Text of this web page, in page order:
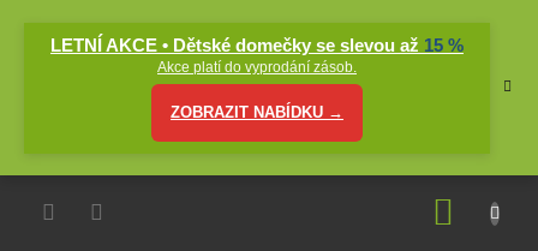
LETNÍ AKCE • Dětské domečky se slevou až 15 %
Akce platí do vyprodání zásob.
ZOBRAZIT NABÍDKU →